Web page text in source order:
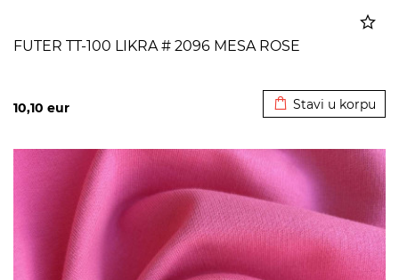
FUTER TT-100 LIKRA # 2096 MESA ROSE
10,10 eur Stavi u korpu